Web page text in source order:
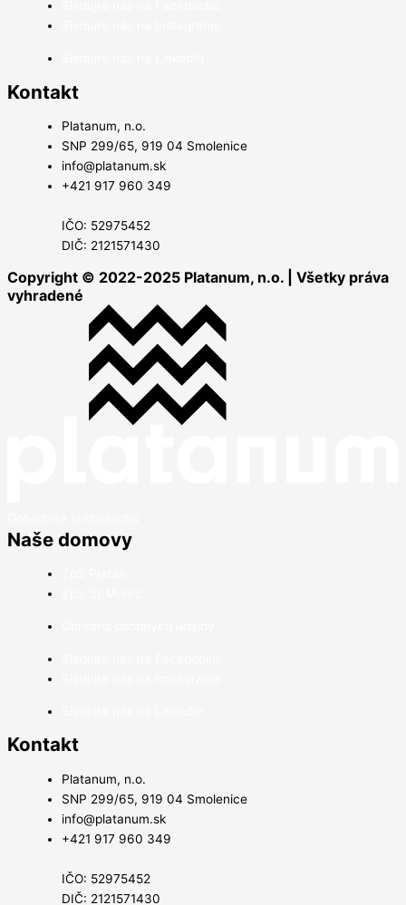
Kontakt
Platanum, n.o.
SNP 299/65, 919 04 Smolenice
info@platanum.sk
+421 917 960 349
IČO: 52975452
DIČ: 2121571430
Copyright © 2022-2025 Platanum, n.o. | Všetky práva
vyhradené
Naše domovy
Kontakt
Platanum, n.o.
SNP 299/65, 919 04 Smolenice
info@platanum.sk
+421 917 960 349
IČO: 52975452
DIČ: 2121571430